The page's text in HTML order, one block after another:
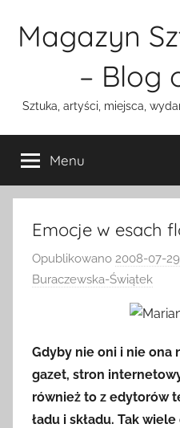
Magazyn
– Blog
Sztuka, artyści, miejsca,
Menu
Emocje w esach
Opublikowano 2008-07-29
Buraczewska-Świątek
Gdyby nie oni i nie ona
gazet, stron
również to z edytorów
ładu i składu. Tak